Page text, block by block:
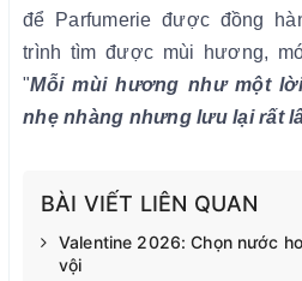
để Parfumerie được đồng
trình tìm được mùi hương,
"Mỗi mùi hương như một
nhẹ nhàng nhưng lưu lại rất
BÀI VIẾT LIÊN QUAN
Valentine 2026: Chọn nước
vội